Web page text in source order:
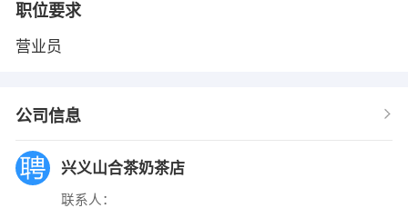
职位要求
营业员
公司信息
兴义山合茶奶茶店
联系人：